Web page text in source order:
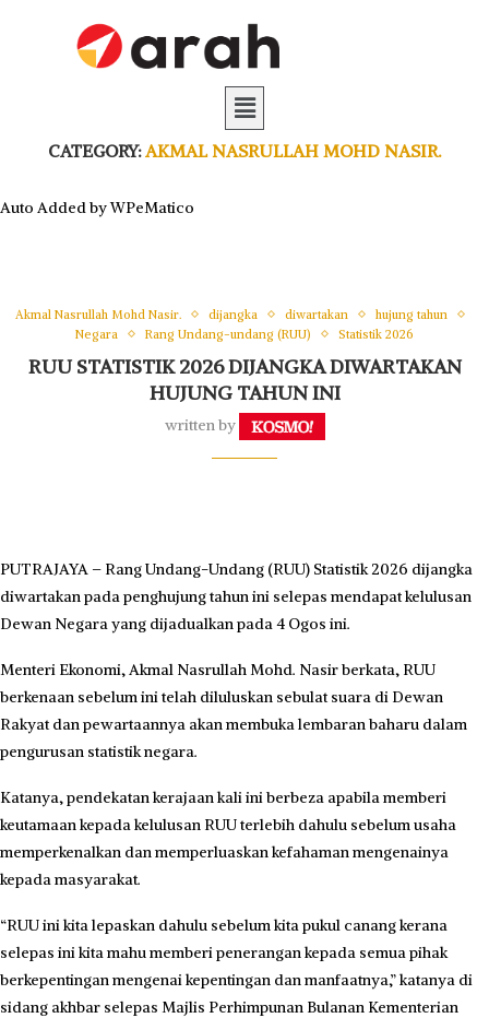
CATEGORY:AKMAL NASRULLAH MOHD NASIR.
Auto Added by WPeMatico
Akmal Nasrullah Mohd Nasir. dijangka diwartakan
hujung tahun
Negara
Rang Undang-undang (RUU) Statistik 2026
RUU STATISTIK 2026 DIJANGKA DIWARTAKAN
HUJUNG TAHUN INI
written by
PUTRAJAYA – Rang Undang-Undang (RUU) Statistik 2026 dijangka
diwartakan pada penghujung tahun ini selepas mendapat kelulusan
Dewan Negara yang dijadualkan pada 4 Ogos ini.
Menteri Ekonomi, Akmal Nasrullah Mohd. Nasir berkata, RUU
berkenaan sebelum ini telah diluluskan sebulat suara di Dewan
Rakyat dan pewartaannya akan membuka lembaran baharu dalam
pengurusan statistik negara.
Katanya, pendekatan kerajaan kali ini berbeza apabila memberi
keutamaan kepada kelulusan RUU terlebih dahulu sebelum usaha
memperkenalkan dan memperluaskan kefahaman mengenainya
kepada masyarakat.
“RUU ini kita lepaskan dahulu sebelum kita pukul canang kerana
selepas ini kita mahu memberi penerangan kepada semua pihak
berkepentingan mengenai kepentingan dan manfaatnya,” katanya di
sidang akhbar selepas Majlis Perhimpunan Bulanan Kementerian